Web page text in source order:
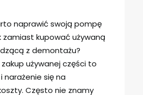
naprawić swoją pompę
zamiast kupować używaną
z demontażu?
używanej części to
narażenie się na
Często nie znamy